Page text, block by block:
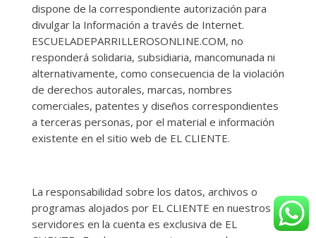
dispone de la correspondiente autorización para
divulgar la Información a través de Internet.
ESCUELADEPARRILLEROSONLINE.COM, no
responderá solidaria, subsidiaria, mancomunada ni
alternativamente, como consecuencia de la violación
de derechos autorales, marcas, nombres
comerciales, patentes y diseños correspondientes
a terceras personas, por el material e información
existente en el sitio web de EL CLIENTE.
La responsabilidad sobre los datos, archivos o
programas alojados por EL CLIENTE en nuestros
servidores en la cuenta es exclusiva de EL